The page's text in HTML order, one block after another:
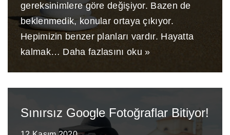
gereksinimlere göre değişiyor. Bazen de
beklenmedik, konular ortaya çıkıyor.
Hepimizin benzer planları vardır. Hayatta
kalmak… Daha fazlasını oku »
Sınırsız Google Fotoğraflar Bitiyor!